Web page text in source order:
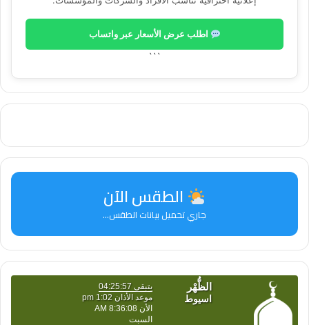
اطلب عرض الأسعار عبر واتساب
```
الطقس الآن
جاري تحميل بيانات الطقس...